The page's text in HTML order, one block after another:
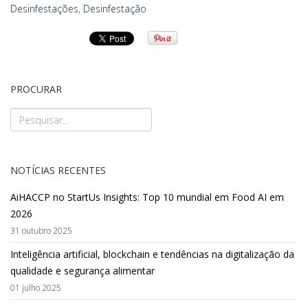
Desinfestações, Desinfestação
PROCURAR
NOTÍCIAS RECENTES
AiHACCP no StartUs Insights: Top 10 mundial em Food AI em
2026
31 outubro 2025
Inteligência artificial, blockchain e tendências na digitalização da
qualidade e segurança alimentar
01 julho 2025